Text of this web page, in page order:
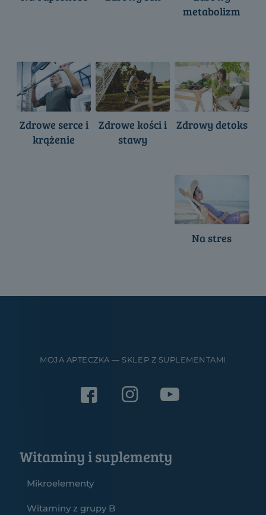
metabolizm
Zdrowe serce i
krążenie
Zdrowe kości i
stawy
Zdrowy detoks
Na stres
MOJA APTECZKA — SKLEP Z SUPLEMENTAMI
Witaminy i suplementy
Mikroelementy
Witaminy z grupy B